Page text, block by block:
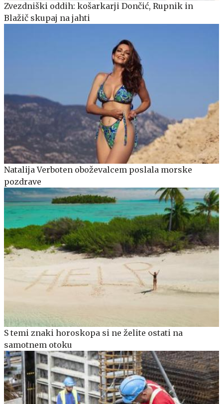
Zvezdniški oddih: košarkarji Dončić, Rupnik in
Blažič skupaj na jahti
Natalija Verboten oboževalcem poslala morske
pozdrave
S temi znaki horoskopa si ne želite ostati na
samotnem otoku